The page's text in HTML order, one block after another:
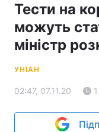
Тести на
можуть
міністр
УНІАН
02:47, 07.11.20